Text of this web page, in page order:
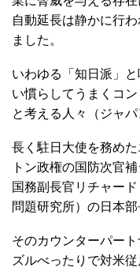
自動延長は静かに行
ました。
いわゆる「知日派」
い慣らしてうまくコ
と考える人々（ジャ
長く駐日大使を務め
トン政権の国防次官
国務副長官リチャー
問題研究所）の日本
そのカウンターパー
ズルべったりで対米